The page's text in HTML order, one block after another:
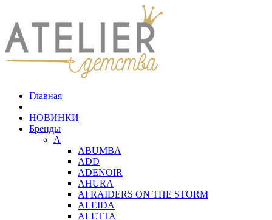
Главная
НОВИНКИ
Бренды
A
ABUMBA
ADD
ADENOIR
AHURA
AI RAIDERS ON THE STORM
ALEIDA
ALETTA